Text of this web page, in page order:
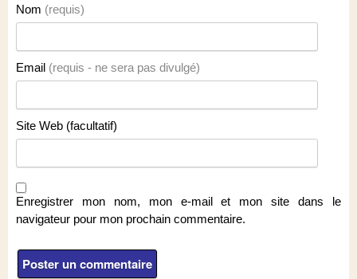
Nom (requis)
Email (requis - ne sera pas divulgé)
Site Web (facultatif)
Enregistrer mon nom, mon e-mail et mon site dans le
navigateur pour mon prochain commentaire.